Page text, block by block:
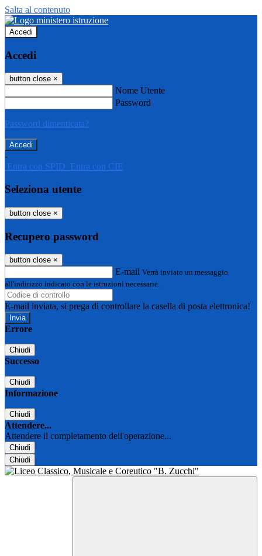
Salta al contenuto
Accedi
Accedi
button close ×
Nome Utente
Password
Password dimenticata?
-
Entra con SPID Entra con CIE
Seleziona utente
button close ×
Recupero password
button close ×
E-mail Verrà inviato un messaggio
all'indirizzo indicato con le istruzioni necessarie.
E-mail inviata, si prega di controllare la casella di posta elettronica!
Errore
Chiudi
Successo
Chiudi
Informazione
Chiudi
Attendere...
Attendere il completamento dell'operazione...
Chiudi
Chiudi